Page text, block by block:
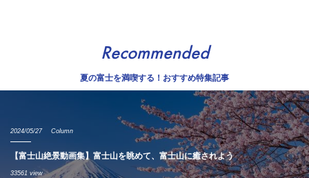
Recommended
夏の富士を満喫する！おすすめ特集記事
2024/05/27 Column
【富士山絶景動画集】富士山を眺めて、富士山に癒されよう
33561 view